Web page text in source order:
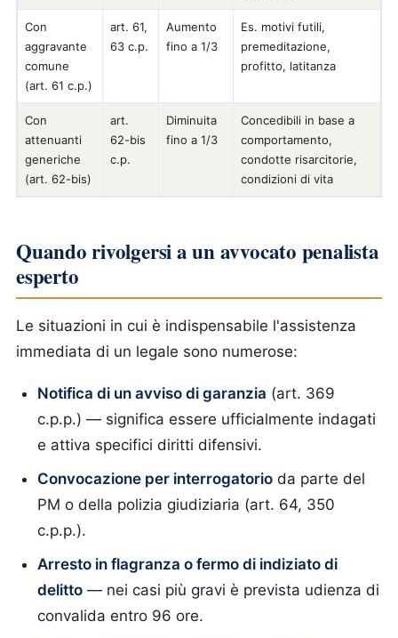
Con
aggravante
comune
(art. 61 c.p.)
art. 61,
63 c.p.
Aumento
fino a 1/3
Es. motivi futili,
premeditazione,
profitto, latitanza
Con
attenuanti
generiche
(art. 62-bis)
art.
62-bis
c.p.
Diminuita
fino a 1/3
Concedibili in base a
comportamento,
condotte risarcitorie,
condizioni di vita
Quando rivolgersi a un avvocato penalista
esperto
Le situazioni in cui è indispensabile l'assistenza
immediata di un legale sono numerose:
Notifica di un avviso di garanzia (art. 369
c.p.p.) — significa essere ufficialmente indagati
e attiva specifici diritti difensivi.
Convocazione per interrogatorio da parte del
PM o della polizia giudiziaria (art. 64, 350
c.p.p.).
Arresto in flagranza o fermo di indiziato di
delitto — nei casi più gravi è prevista udienza di
convalida entro 96 ore.